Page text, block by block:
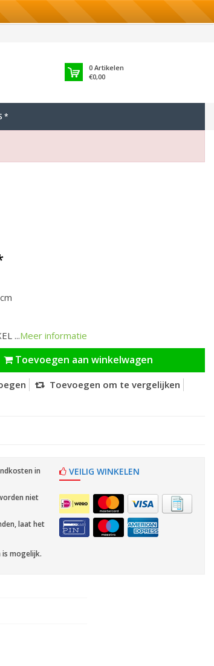
0Artikelen
€0,00
*
...Meer informatie
Toevoegen aan winkelwagen
Toevoegen om te vergelijken
in
niet
laat het
mogelijk.
VEILIG WINKELEN